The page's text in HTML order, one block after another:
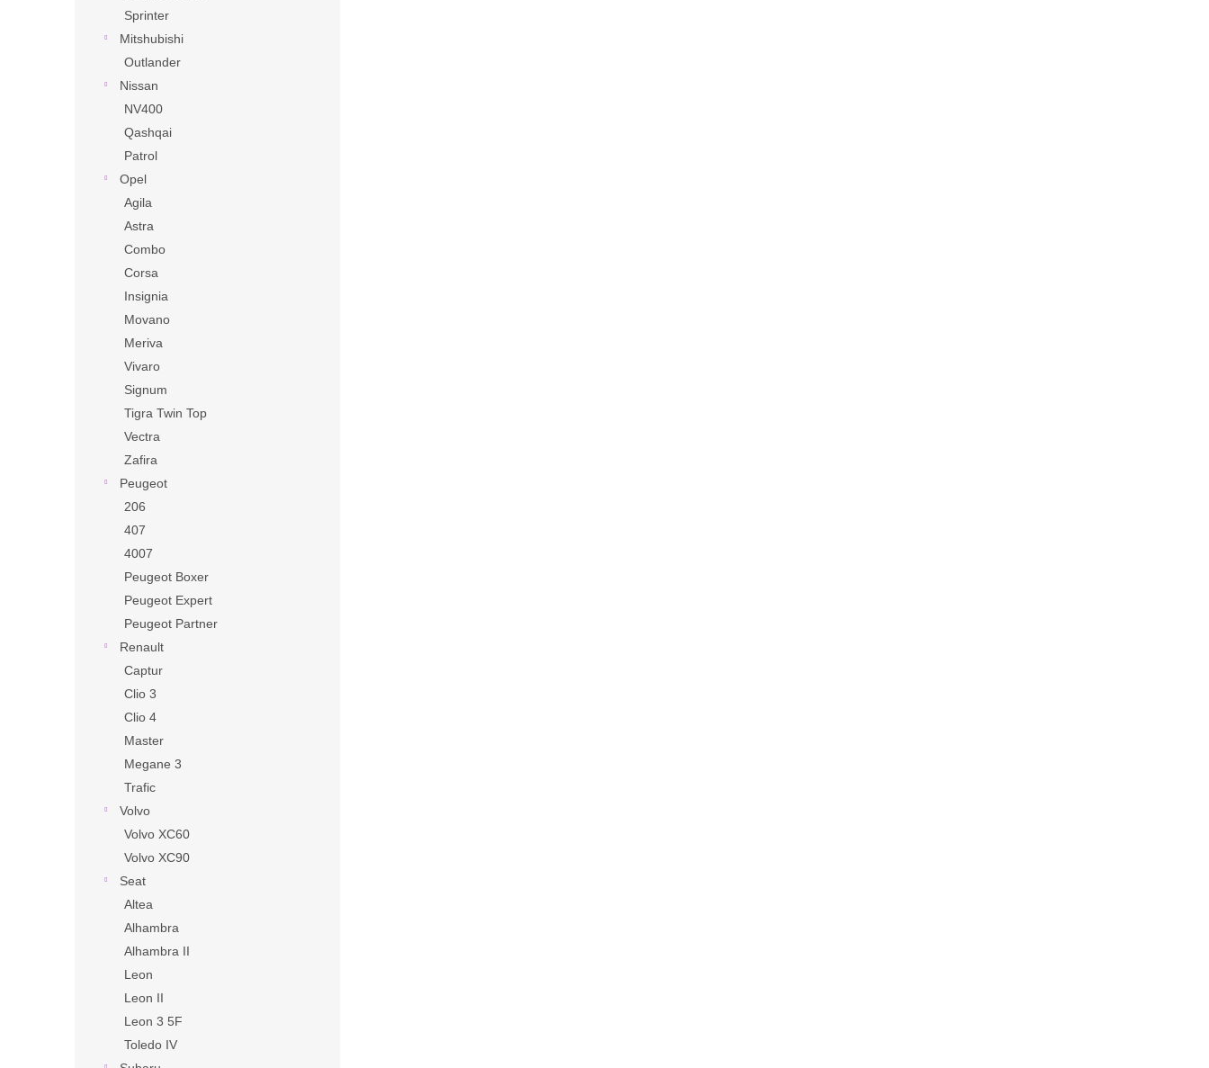
Sprinter
Mitshubishi
Outlander
Nissan
NV400
Qashqai
Patrol
Opel
Agila
Astra
Combo
Corsa
Insignia
Movano
Meriva
Vivaro
Signum
Tigra Twin Top
Vectra
Zafira
Peugeot
206
407
4007
Peugeot Boxer
Peugeot Expert
Peugeot Partner
Renault
Captur
Clio 3
Clio 4
Master
Megane 3
Trafic
Volvo
Volvo XC60
Volvo XC90
Seat
Altea
Alhambra
Alhambra II
Leon
Leon II
Leon 3 5F
Toledo IV